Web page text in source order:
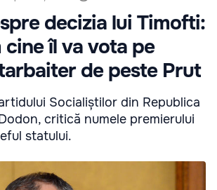
decizia lui Timofti:
cine îl va vota pe
de peste Prut
Socialiștilor din Republica
critică numele premierului
statului.